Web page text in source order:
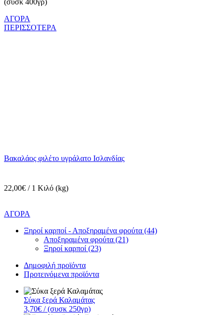
(συσκ 400γρ)
ΑΓΟΡΑ
ΠΕΡΙΣΣΟΤΕΡΑ
Βακαλάος φιλέτο υγράλατο Ισλανδίας
22,00€ / 1 Κιλό (kg)
ΑΓΟΡΑ
Ξηροί καρποί - Αποξηραμένα φρούτα (44)
Αποξηραμένα φρούτα (21)
Ξηροί καρποί (23)
Δημοφιλή προϊόντα
Προτεινόμενα προϊόντα
Σύκα ξερά Καλαμάτας
3,70€ / (συσκ 250γρ)